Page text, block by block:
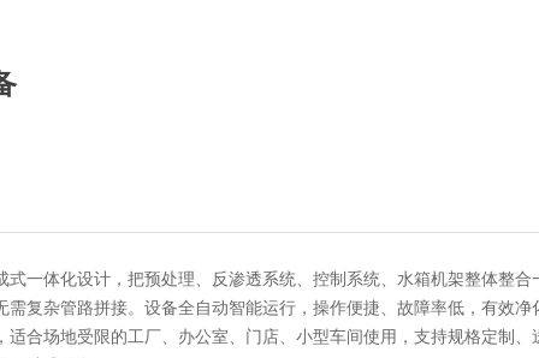
式一体化设计，把预处理、反渗透系统、控制系统、水箱机架整体整合
需复杂管路拼接。设备全自动智能运行，操作便捷、故障率低，有效净
适合场地受限的工厂、办公室、门店、小型车间使用，支持规格定制、